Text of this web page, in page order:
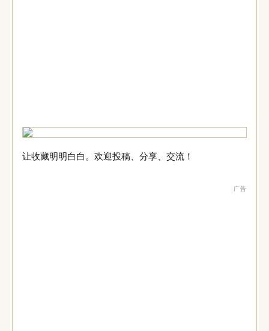
让收藏明明白白。欢迎投稿、分享、交流！
广告